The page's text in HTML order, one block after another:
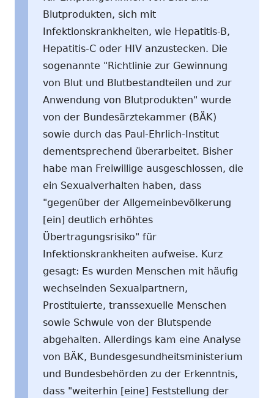
Blutprodukten, sich mit
Infektionskrankheiten, wie Hepatitis-B,
Hepatitis-C oder HIV anzustecken. Die
sogenannte "Richtlinie zur Gewinnung
von Blut und Blutbestandteilen und zur
Anwendung von Blutprodukten" wurde
von der Bundesärztekammer (BÄK)
sowie durch das Paul-Ehrlich-Institut
dementsprechend überarbeitet. Bisher
habe man Freiwillige ausgeschlossen, die
ein Sexualverhalten haben, dass
"gegenüber der Allgemeinbevölkerung
[ein] deutlich erhöhtes
Übertragungsrisiko" für
Infektionskrankheiten aufweise. Kurz
gesagt: Es wurden Menschen mit häufig
wechselnden Sexualpartnern,
Prostituierte, transsexuelle Menschen
sowie Schwule von der Blutspende
abgehalten. Allerdings kam eine Analyse
von BÄK, Bundesgesundheitsministerium
und Bundesbehörden zu der Erkenntnis,
dass "weiterhin [eine] Feststellung der